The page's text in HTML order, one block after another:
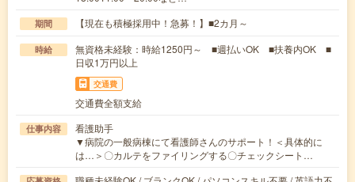
期間 【現在も積極採用中！急募！】■2カ月～
時給
無資格未経験：時給1250円～ ■週払いOK ■扶養内OK ■
日収1万円以上
交通費
交通費全額支給
仕事内容
看護助手
▼病院の一般病棟にて看護師さんのサポート！＜具体的に
は…＞〇カルテをファイリングする〇チェックシート…